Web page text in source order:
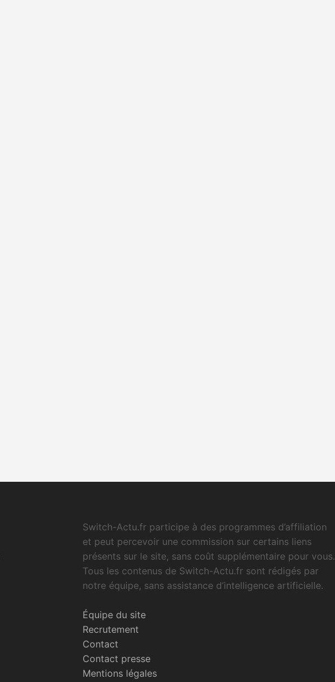
Switch-Actu.fr participe à des programmes d’affiliation
et peut percevoir une commission sur certains liens
présents sur le site, sans coût supplémentaire pour vous.
Tous les contenus de Switch-Actu.fr sont rédigés par
notre équipe, sans assistance d’intelligence artificielle.
Équipe du site
Recrutement
Contact
Contact presse
Mentions légales